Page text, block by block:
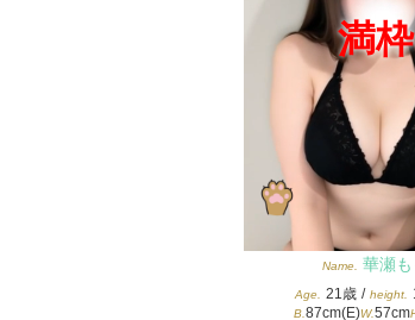
満枠
Name. 華瀬も
Age. 21歳 / height.
B.87cm(E)W.57cm